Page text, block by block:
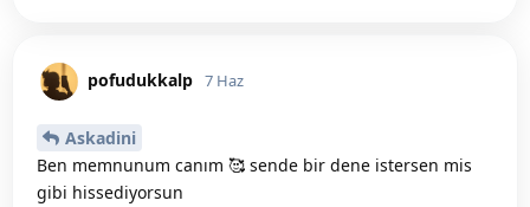
pofudukkalp 7 Haz
Askadini
Ben memnunum canım 🥰 sende bir dene istersen mis
gibi hissediyorsun